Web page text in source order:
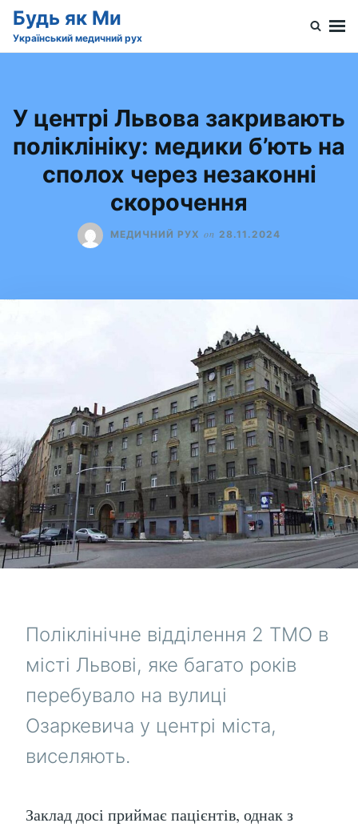
SkipSearch
for:
Будь як Ми
Український медичний рух
У центрі Львова закривають
поліклініку: медики б’ють на
сполох через незаконні
скорочення
МЕДИЧНИЙ РУХ on 28.11.2024
Поліклінічне відділення 2 ТМО в
місті Львові, яке багато років
перебувало на вулиці
Озаркевича у центрі міста,
виселяють.
Заклад досі приймає пацієнтів, однак з